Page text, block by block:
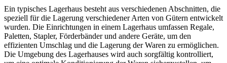
Ein typisches Lagerhaus besteht aus verschiedenen Abschnitten, die
speziell für die Lagerung verschiedener Arten von Gütern entwickelt
wurden. Die Einrichtungen in einem Lagerhaus umfassen Regale,
Paletten, Stapler, Förderbänder und andere Geräte, um den
effizienten Umschlag und die Lagerung der Waren zu ermöglichen.
Die Umgebung des Lagerhauses wird auch sorgfältig kontrolliert,